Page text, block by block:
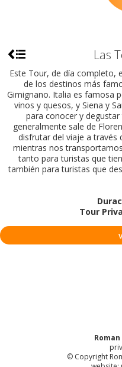
Las
Este Tour, de día completo,
de los destinos más
Gimignano. Italia es famosa
vinos y quesos, y Siena y
para conocer y
generalmente sale de
disfrutar del viaje a través
mientras nos
tanto para turistas que
también para turistas que
Tour
© Copyright